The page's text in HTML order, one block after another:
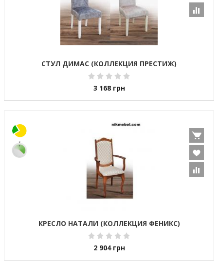
СТУЛ ДИМАС (КОЛЛЕКЦИЯ ПРЕСТИЖ)
3 168 грн
КРЕСЛО НАТАЛИ (КОЛЛЕКЦИЯ ФЕНИКС)
2 904 грн